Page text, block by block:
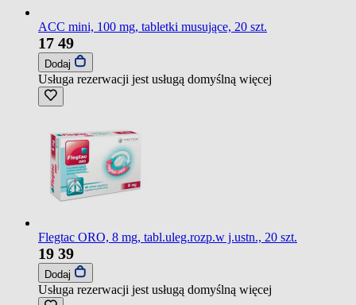
ACC mini, 100 mg, tabletki musujące, 20 szt.
17 49
Dodaj
Usługa rezerwacji jest usługą domyślną więcej
Flegtac ORO, 8 mg, tabl.uleg.rozp.w j.ustn., 20 szt.
19 39
Dodaj
Usługa rezerwacji jest usługą domyślną więcej